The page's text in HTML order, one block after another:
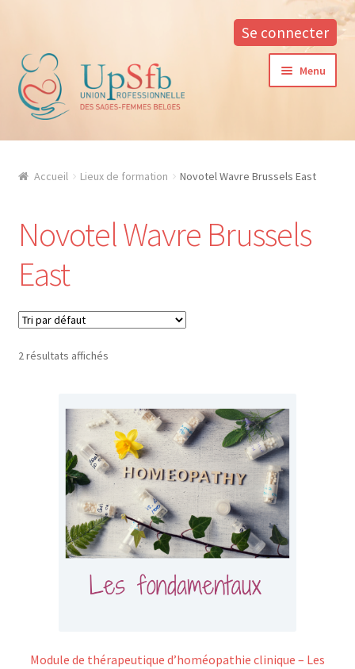
Se connecter
Aller
à
la
navigation
Aller
au
contenu
Menu
A propos
La formation continue à l’UPSfB
Aide à la formation
Procédure d’inscription
Conditions générales
Contacter notre responsable des formations
Formations 2026
Formations 2027
Webinaires en ligne
Boutique
Accueil Lieux de formation Novotel Wavre Brussels East
Novotel Wavre Brussels
East
2 résultats affichés
Module de thérapeutique d’homéopathie clinique – Les